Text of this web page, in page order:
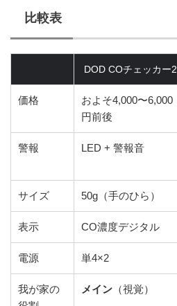
比較表
DOD COチェッカー2
価格
およそ4,000〜6,000
円前後
警報 LED + 警報音
サイズ 50g（手のひら）
表示 CO濃度デジタル
電源 単4×2
我が家の
メイン （視覚）